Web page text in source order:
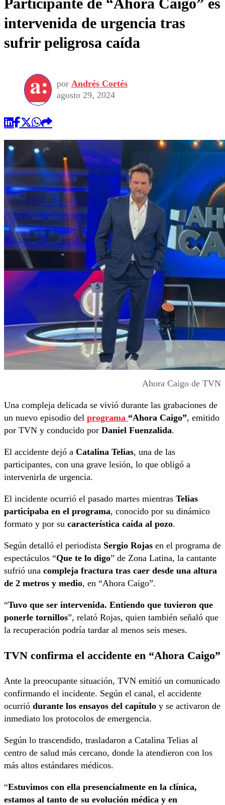
intervenida de urgencia tras
sufrir peligrosa caída
por Andrés Cortés
agosto 29, 2024
Ahora Caigo de TVN
Una compleja delicada se vivió durante las grabaciones de
un nuevo episodio del programa “Ahora Caigo”, emitido
por TVN y conducido por Daniel Fuenzalida.
El accidente dejó a Catalina Telias, una de las
participantes, con una grave lesión, lo que obligó a
intervenirla de urgencia.
El incidente ocurrió el pasado martes mientras Telias
participaba en el programa, conocido por su dinámico
formato y por su característica caída al pozo.
Según detalló el periodista Sergio Rojas en el programa de
espectáculos “Que te lo digo” de Zona Latina, la cantante
sufrió una compleja fractura tras caer desde una altura
de 2 metros y medio, en “Ahora Caigo”.
“Tuvo que ser intervenida. Entiendo que tuvieron que
ponerle tornillos”, relató Rojas, quien también señaló que
la recuperación podría tardar al menos seis meses.
TVN confirma el accidente en “Ahora Caigo”
Ante la preocupante situación, TVN emitió un comunicado
confirmando el incidente. Según el canal, el accidente
ocurrió durante los ensayos del capítulo y se activaron de
inmediato los protocolos de emergencia.
Según lo trascendido, trasladaron a Catalina Telias al
centro de salud más cercano, donde la atendieron con los
más altos estándares médicos.
“Estuvimos con ella presencialmente en la clínica,
estamos al tanto de su evolución médica y en